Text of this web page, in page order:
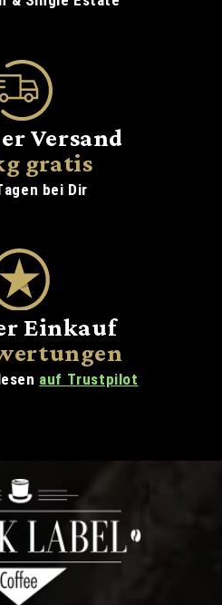
Versand
gratis
bei Dir
Einkauf
auf Trustpilot